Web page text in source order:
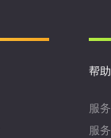
帮助
服
服